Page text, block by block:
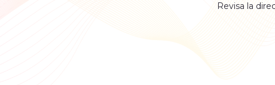
Revisa la